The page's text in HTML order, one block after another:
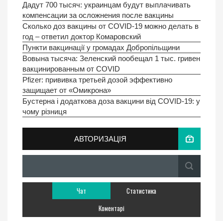
Дадут 700 тысяч: украинцам будут выплачивать
компенсации за осложнения после вакцины
Сколько доз вакцины от COVID-19 можно делать в
год – ответил доктор Комаровский
Пункти вакцинації у громадах Добропільщини
Вовына тысяча: Зеленский пообещал 1 тыс. гривен
вакцинированным от COVID
Pfizer: прививка третьей дозой эффективно
защищает от «Омикрона»
Бустерна і додаткова доза вакцини від COVID-19: у
чому різниця
АВТОРИЗАЦІЯ
Чат
Статистика
Коментарі